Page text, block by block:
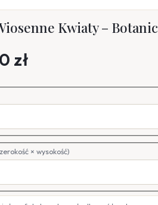
Kwiaty –
zł
× wysokość)